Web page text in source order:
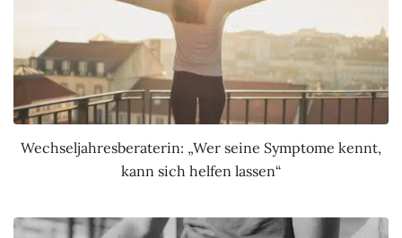
Wechseljahresberaterin: „Wer seine Symptome kennt,
kann sich helfen lassen“